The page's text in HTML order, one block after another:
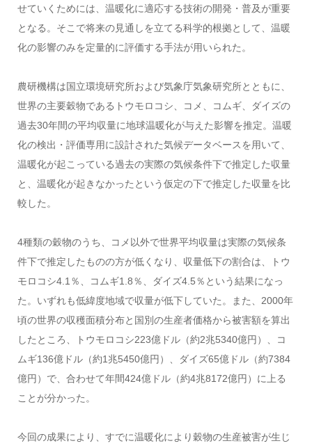
せていくためには、温暖化に適応する技術の開発・普及が重要
となる。そこで将来の見通しを立てる科学的根拠として、温暖
化の影響のみを定量的に評価する手法が用いられた。
農研機構は国立環境研究所および気象庁気象研究所とともに、
世界の主要穀物であるトウモロコシ、コメ、コムギ、ダイズの
過去30年間の平均収量に地球温暖化が与えた影響を推定。温暖
化の検出・評価専用に設計された気候データベースを用いて、
温暖化が起こっている過去の実際の気候条件下で推定した収量
と、温暖化が起きなかったという仮定の下で推定した収量を比
較した。
4種類の穀物のうち、コメ以外で世界平均収量は実際の気候条
件下で推定したものの方が低くなり、収量低下の割合は、トウ
モロコシ4.1％、コムギ1.8％、ダイズ4.5％という結果になっ
た。いずれも低緯度地域で収量が低下していた。また、2000年
頃の世界の収穫面積分布と国別の生産者価格から被害額を算出
したところ、トウモロコシ223億ドル（約2兆5340億円）、コ
ムギ136億ドル（約1兆5450億円）、ダイズ65億ドル（約7384
億円）で、合わせて年間424億ドル（約4兆8172億円）に上る
ことが分かった。
今回の成果により、すでに温暖化により穀物の生産被害が生じ